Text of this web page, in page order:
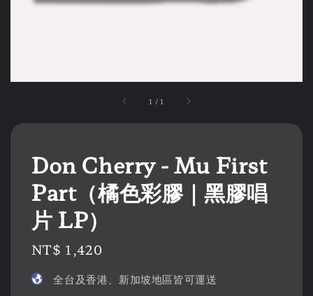
1 /1
Don Cherry - Mu First
Part（橘色彩膠｜黑膠唱
片 LP）
Regular
NT$ 1,420
全台及香港、新加坡地區皆可運送